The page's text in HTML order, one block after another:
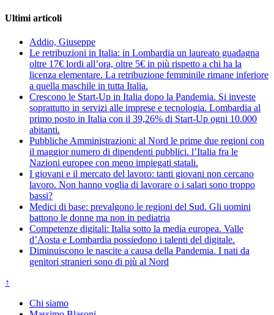
Ultimi articoli
Addio, Giuseppe
Le retribuzioni in Italia: in Lombardia un laureato guadagna
oltre 17€ lordi all’ora, oltre 5€ in più rispetto a chi ha la
licenza elementare. La retribuzione femminile rimane inferiore
a quella maschile in tutta Italia.
Crescono le Start-Up in Italia dopo la Pandemia. Si investe
soprattutto in servizi alle imprese e tecnologia. Lombardia al
primo posto in Italia con il 39,26% di Start-Up ogni 10.000
abitanti.
Pubbliche Amministrazioni: al Nord le prime due regioni con
il maggior numero di dipendenti pubblici. l’Italia fra le
Nazioni europee con meno impiegati statali.
I giovani e il mercato del lavoro: tanti giovani non cercano
lavoro. Non hanno voglia di lavorare o i salari sono troppo
bassi?
Medici di base: prevalgono le regioni del Sud. Gli uomini
battono le donne ma non in pediatria
Competenze digitali: Italia sotto la media europea. Valle
d’Aosta e Lombardia possiedono i talenti del digitale.
Diminuiscono le nascite a causa della Pandemia. I nati da
genitori stranieri sono di più al Nord
↑
Chi siamo